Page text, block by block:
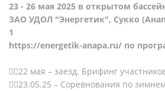
23 - 26 мая 2025 в открытом
ЗАО УДОЛ "Энергетик", Сукко
1
https://energetik-anapa.ru/ по
22 мая – заезд. Брифинг
23.05.25 – Соревнования по